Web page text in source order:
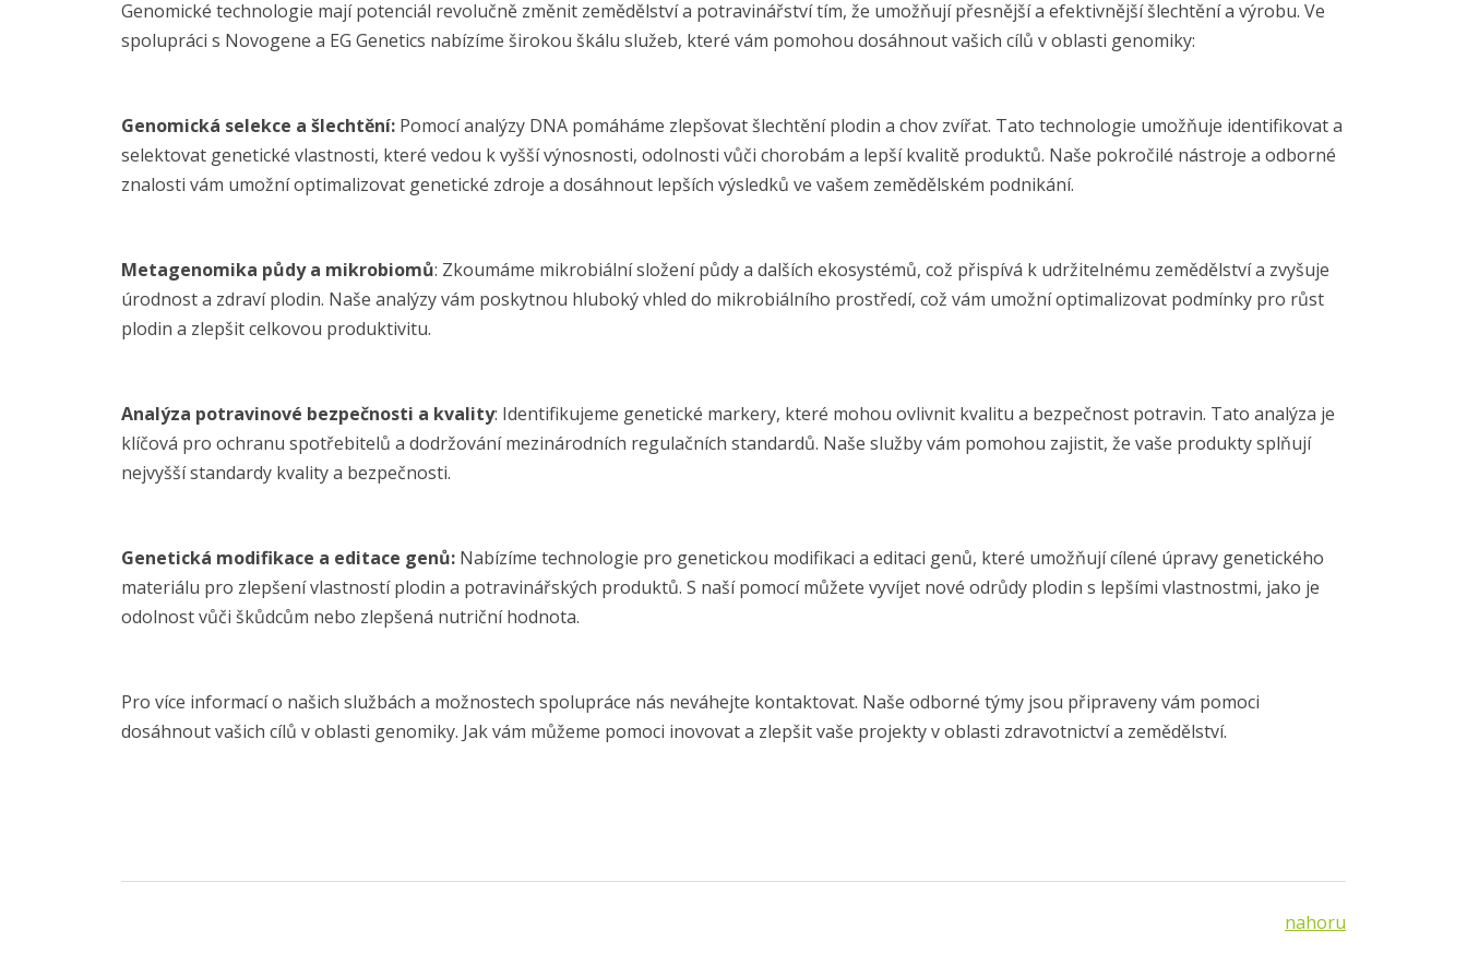
Genomické technologie mají potenciál revolučně změnit zemědělství a potravinářství tím, že umožňují přesnější a efektivnější šlechtění a výrobu. Ve
spolupráci s Novogene a EG Genetics nabízíme širokou škálu služeb, které vám pomohou dosáhnout vašich cílů v oblasti genomiky:
Genomická selekce a šlechtění: Pomocí analýzy DNA pomáháme zlepšovat šlechtění plodin a chov zvířat. Tato technologie umožňuje identifikovat a
selektovat genetické vlastnosti, které vedou k vyšší výnosnosti, odolnosti vůči chorobám a lepší kvalitě produktů. Naše pokročilé nástroje a odborné
znalosti vám umožní optimalizovat genetické zdroje a dosáhnout lepších výsledků ve vašem zemědělském podnikání.
Metagenomika půdy a mikrobiomů: Zkoumáme mikrobiální složení půdy a dalších ekosystémů, což přispívá k udržitelnému zemědělství a zvyšuje
úrodnost a zdraví plodin. Naše analýzy vám poskytnou hluboký vhled do mikrobiálního prostředí, což vám umožní optimalizovat podmínky pro růst
plodin a zlepšit celkovou produktivitu.
Analýza potravinové bezpečnosti a kvality: Identifikujeme genetické markery, které mohou ovlivnit kvalitu a bezpečnost potravin. Tato analýza je
klíčová pro ochranu spotřebitelů a dodržování mezinárodních regulačních standardů. Naše služby vám pomohou zajistit, že vaše produkty splňují
nejvyšší standardy kvality a bezpečnosti.
Genetická modifikace a editace genů: Nabízíme technologie pro genetickou modifikaci a editaci genů, které umožňují cílené úpravy genetického
materiálu pro zlepšení vlastností plodin a potravinářských produktů. S naší pomocí můžete vyvíjet nové odrůdy plodin s lepšími vlastnostmi, jako je
odolnost vůči škůdcům nebo zlepšená nutriční hodnota.
Pro více informací o našich službách a možnostech spolupráce nás neváhejte kontaktovat. Naše odborné týmy jsou připraveny vám pomoci
dosáhnout vašich cílů v oblasti genomiky. Jak vám můžeme pomoci inovovat a zlepšit vaše projekty v oblasti zdravotnictví a zemědělství.
nahoru